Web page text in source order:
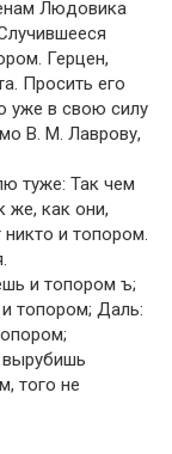
Людовика
Герцен,
Просить его
уже в свою силу
В. М. Лаврову,
туже: Так чем
же, как они,
и топором.
и топором ъ;
топором; Даль:
вырубишь
того не